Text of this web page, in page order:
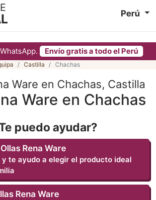
Envío gratis a todo el Perú
Perú
Castilla Chachas
Ware en Chachas, Castilla
Ware en Chachas
puedo ayudar?
Rena Ware
y te ayudo a elegir el producto ideal
Rena Ware